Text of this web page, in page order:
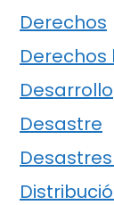
Derechos
Desarrollo
Desastre